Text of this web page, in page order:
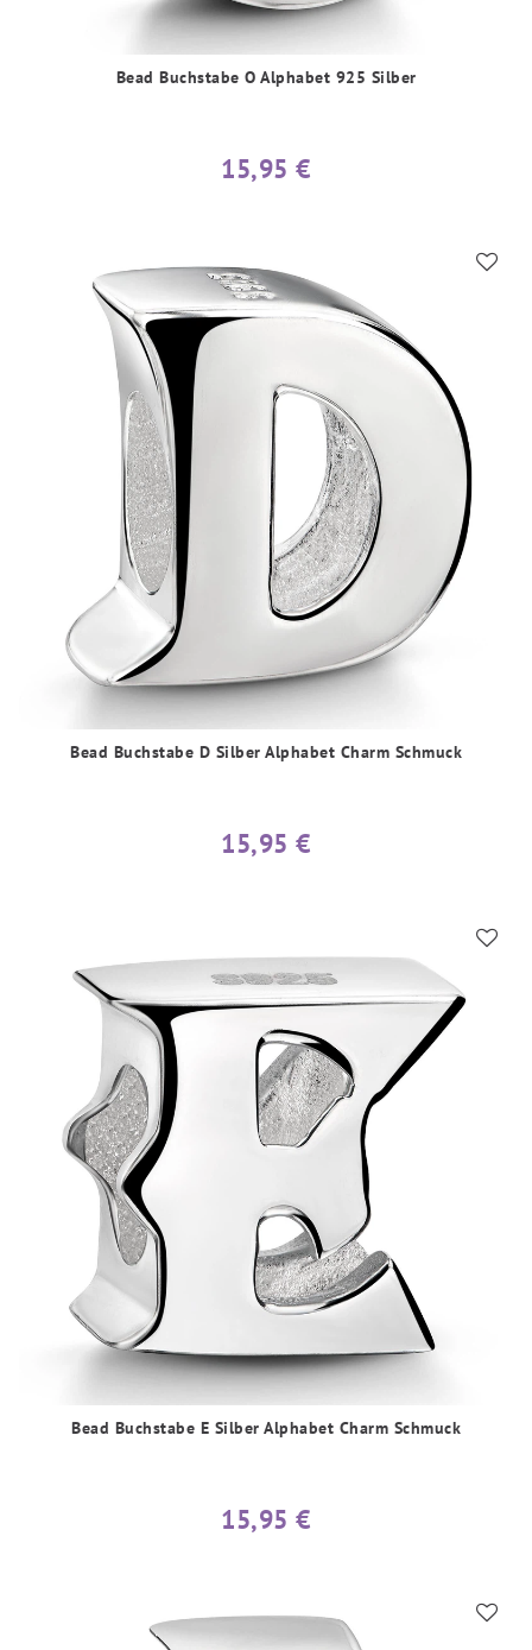
Bead Buchstabe O Alphabet 925 Silber
15,95 €
Bead Buchstabe D Silber Alphabet Charm Schmuck
15,95 €
Bead Buchstabe E Silber Alphabet Charm Schmuck
15,95 €